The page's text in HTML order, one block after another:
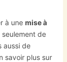
à une mise à
de
aussi de
savoir plus sur